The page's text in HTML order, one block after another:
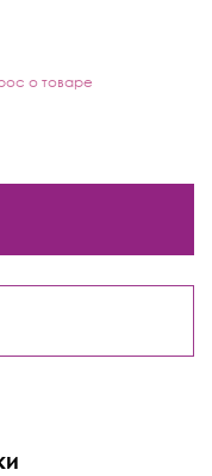
о товаре